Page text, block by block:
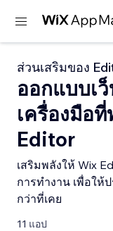
ส่วนเสริมของ
ออกแบบเ
เครื่องมือ
Editor
เสริมพลังให้ Wix
การทำงาน เพื่อให้
กว่าที่เคย
11 แอป